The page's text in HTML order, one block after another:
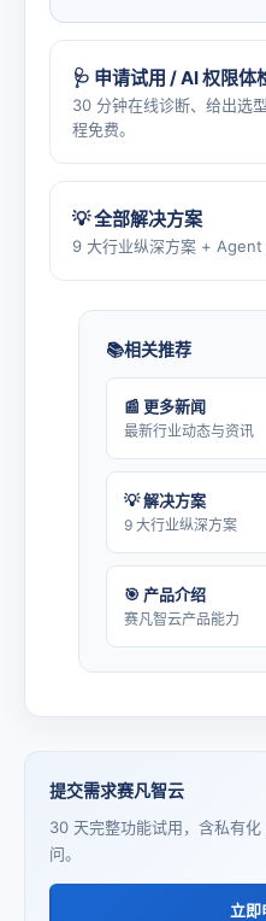
🩺 申请试用 / AI 权限体
30 分钟在线诊断、给出选
程免费。
💡 全部解决方案
9 大行业纵深方案 + Agent
相关推荐
📰 更多新闻
最新行业动态与资讯
💡 解决方案
9 大行业纵深方案
🎯 产品介绍
赛凡智云产品能力
提交需求赛凡智云
30 天完整功能试用，含私有
问。
立